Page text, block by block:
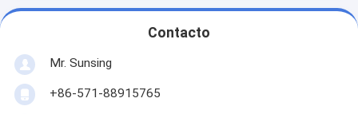
Contacto
Mr. Sunsing
+86-571-88915765